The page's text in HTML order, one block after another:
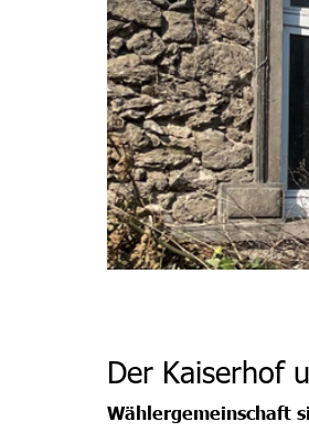
Der Kaiserhof
Wählergemeinschaft